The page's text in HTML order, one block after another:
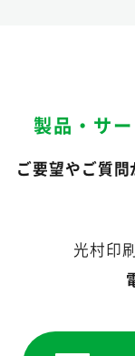
製品・サ
ご要望やご質
光村印